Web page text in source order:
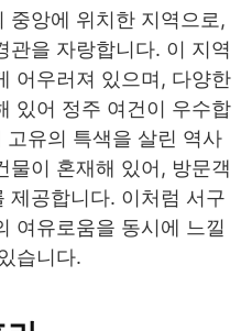
중앙에 위치한 지역으로,
관을 자랑합니다. 이 지역
어우러져 있으며, 다양한
있어 정주 여건이 우수합
유의 특색을 살린 역사
물이 혼재해 있어, 방문객
제공합니다. 이처럼 서구
여유로움을 동시에 느낄
습니다.